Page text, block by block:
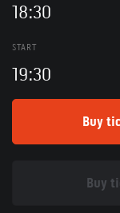
18:30
START
19:30
Buy
Buy